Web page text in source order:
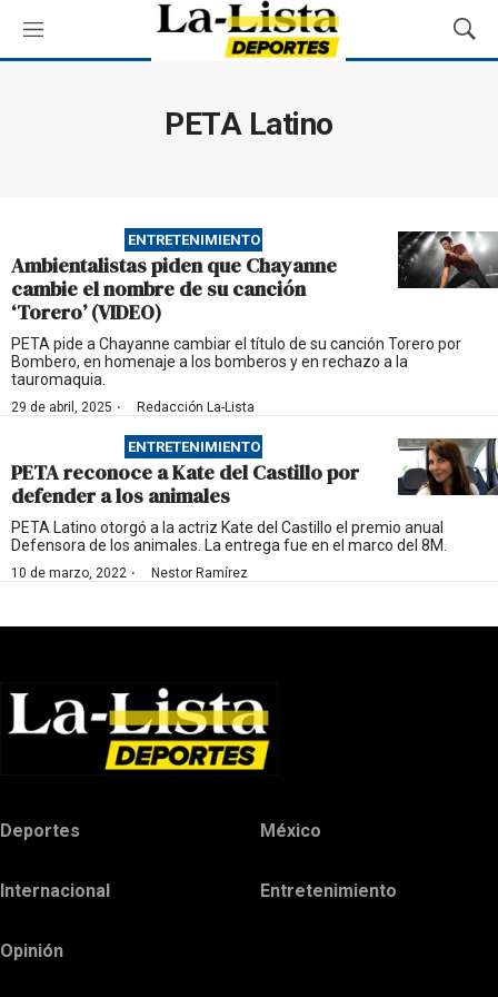
M
e
M
o
ú
s
q
u
PETA Latino
ENTRETENIMIENTO
Ambientalistas piden que Chayanne
cambie el nombre de su canción
‘Torero’ (VIDEO)
PETA pide a Chayanne cambiar el título de su canción Torero por
Bombero, en homenaje a los bomberos y en rechazo a la
tauromaquia.
29 de abril, 2025 · Redacción La-Lista
ENTRETENIMIENTO
PETA reconoce a Kate del Castillo por
defender a los animales
PETA Latino otorgó a la actriz Kate del Castillo el premio anual
Defensora de los animales. La entrega fue en el marco del 8M.
10 de marzo, 2022 · Nestor Ramírez
Deportes México
Internacional Entretenimiento
Opinión